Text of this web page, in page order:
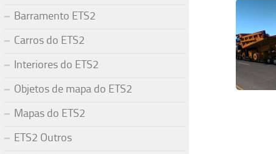
Barramento ETS2
Carros do ETS2
Interiores do ETS2
Objetos de mapa do ETS2
Mapas do ETS2
ETS2 Outros